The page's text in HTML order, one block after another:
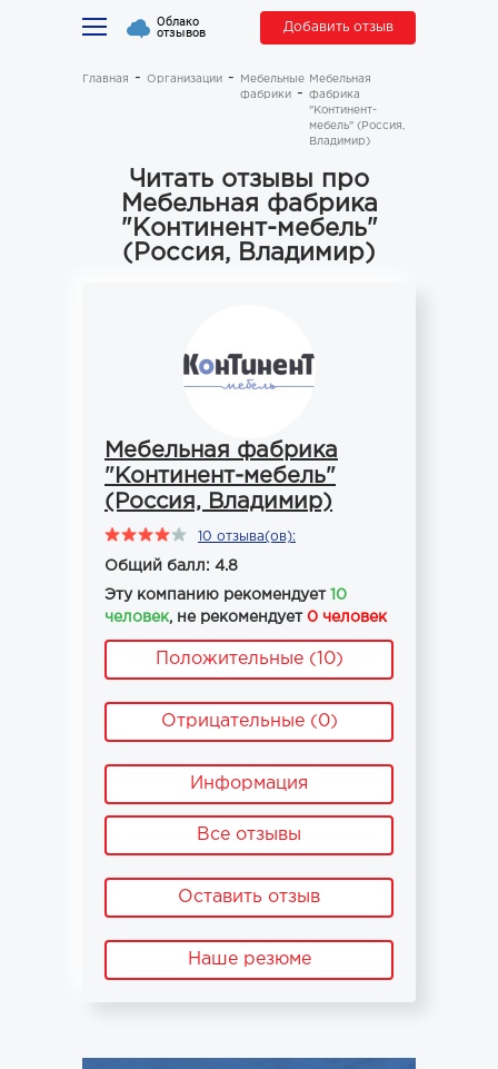
Облако
отзывов Добавить отзыв
Главная Организации
Мебельные
фабрики
Мебельная
фабрика
"Континент-
мебель" (Россия,
Владимир)
Читать отзывы про
Мебельная фабрика
"Континент-мебель"
(Россия, Владимир)
Мебельная фабрика
"Континент-мебель"
(Россия, Владимир)
10 отзыва(ов):
Общий балл: 4.8
Эту компанию рекомендует 10
человек, не рекомендует 0 человек
Положительные (10)
Отрицательные (0)
Информация
Все отзывы
Оставить отзыв
Наше резюме